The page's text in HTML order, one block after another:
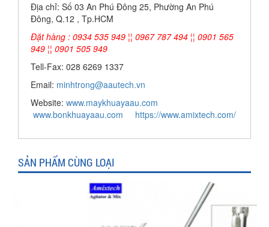
Địa chỉ: Số 03 An Phú Đông 25, Phường An Phú
Đông, Q.12 , Tp.HCM
Đặt hàng : 0934 535 949 ¦¦ 0967 787 494 ¦¦ 0901 565
949 ¦¦ 0901 505 949
Tell-Fax: 028 6269 1337
Email: minhtrong@aautech.vn
Website: www.maykhuayaau.com
www.bonkhuayaau.com
https://www.amixtech.com/
SẢN PHẨM CÙNG LOẠI